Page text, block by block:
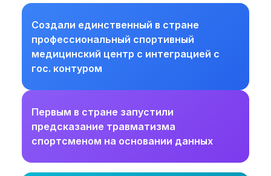
Создали единственный в стране
профессиональный спортивный
медицинский центр с интеграцией с
гос. контуром
Первым в стране запустили
предсказание травматизма
спортсменом на основании данных